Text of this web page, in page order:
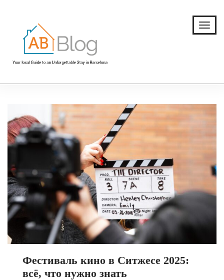
Фестиваль кино в Ситжесе 2025:
всё, что нужно знать